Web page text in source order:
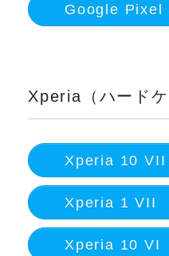
Google Pixel
Xperia（ハード
Xperia 10 VII
Xperia 1 VII
Xperia 10 VI